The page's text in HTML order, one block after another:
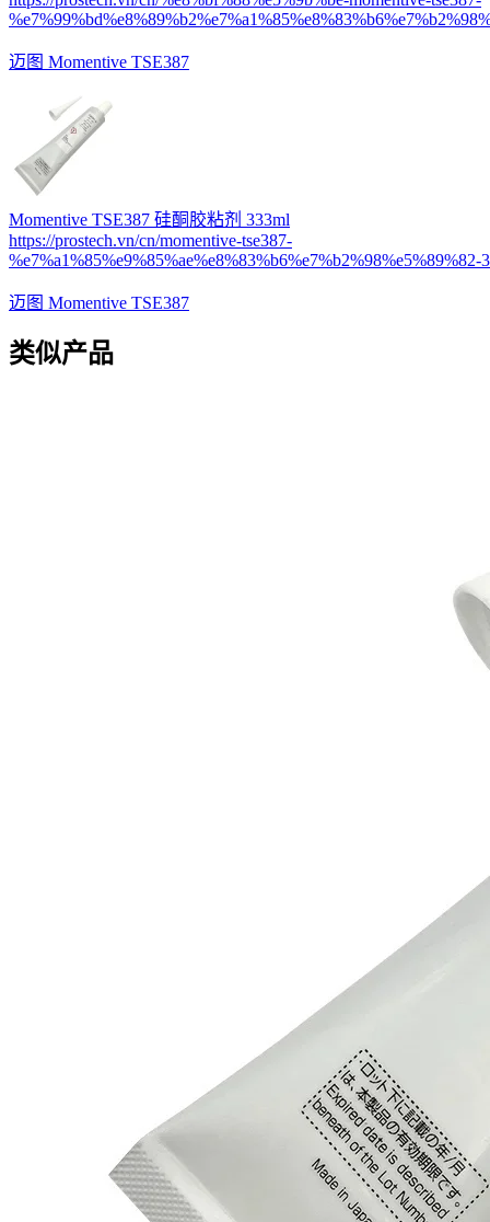
迈图 Momentive TSE387
Momentive TSE387 硅酮胶粘剂 333ml
https://prostech.vn/cn/momentive-tse387-
%e7%a1%85%e9%85%ae%e8%83%b6%e7%b2%98%e5%89%82-
迈图 Momentive TSE387
类似产品